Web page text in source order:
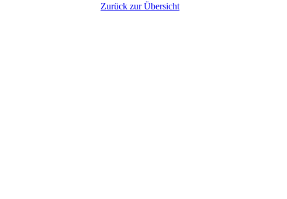
Zurück zur Übersicht